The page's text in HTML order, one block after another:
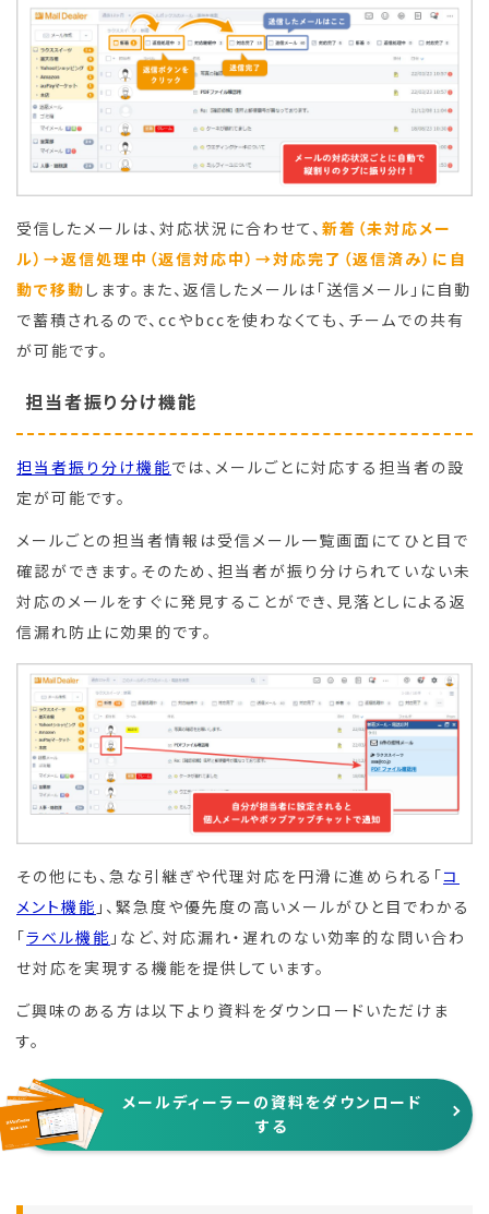
受信したメールは、対応状況に合わせて、 新着（未対応メー
ル）→返信処理中（返信対応中）→対応完了（返信済み）に自
動で移動 します。また、返信したメールは「送信メール」に自動
で蓄積されるので、ccやbccを使わなくても、チームでの共有
が可能です。
担当者振り分け機能
担当者振り分け機能では、メールごとに対応する担当者の設
定が可能です。
メールごとの担当者情報は受信メール一覧画面にてひと目で
確認ができます。そのため、担当者が振り分けられていない未
対応のメールをすぐに発見することができ、見落としによる返
信漏れ防止に効果的です。
その他にも、急な引継ぎや代理対応を円滑に進められる「コ
メント機能 」、緊急度や優先度の高いメールがひと目でわかる
「ラベル機能 」など、対応漏れ・遅れのない効率的な問い合わ
せ対応を実現する機能を提供しています。
ご興味のある方は以下より資料をダウンロードいただけま
す。
メールディーラーの資料をダウンロード
する